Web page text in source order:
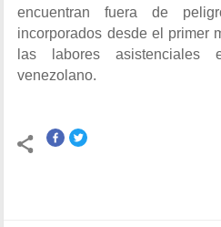
encuentran fuera de
incorporados desde el primer
las labores
venezolano.